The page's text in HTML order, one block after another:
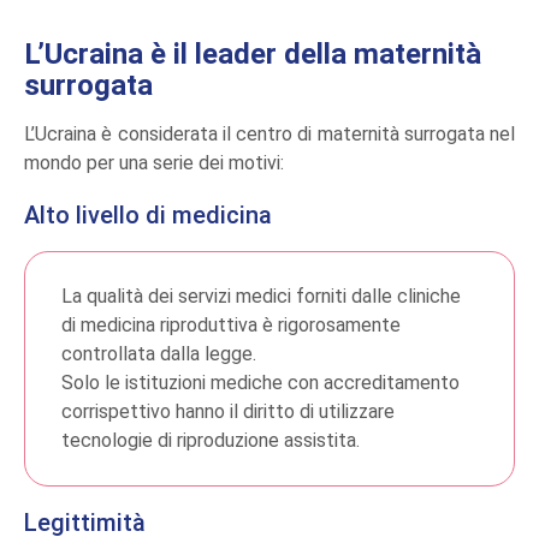
L’Ucraina è il leader della maternità
surrogata
L’Ucraina è considerata il centro di maternità surrogata nel
mondo per una serie dei motivi:
Alto livello di medicina
La qualità dei servizi medici forniti dalle cliniche
di medicina riproduttiva è rigorosamente
controllata dalla legge.
Solo le istituzioni mediche con accreditamento
corrispettivo hanno il diritto di utilizzare
tecnologie di riproduzione assistita.
Legittimità